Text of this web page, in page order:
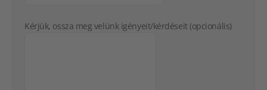
Kérjük, ossza meg velünk igényeit/kérdéseit (opcionális)